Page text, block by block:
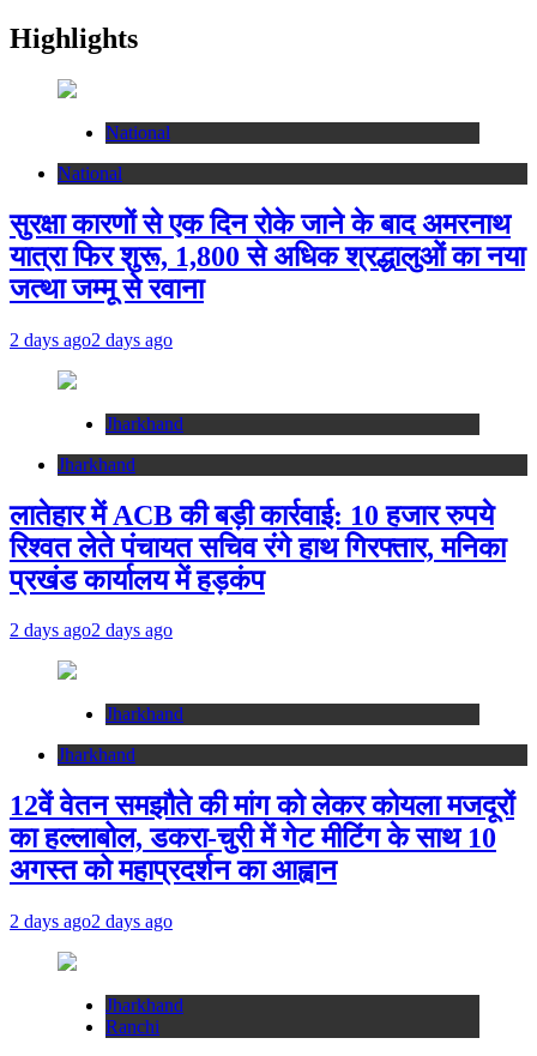
Highlights
National
National
सुरक्षा कारणों से एक दिन रोके जाने के बाद अमरनाथ
यात्रा फिर शुरू, 1,800 से अधिक श्रद्धालुओं का नया
जत्था जम्मू से रवाना
2 days ago2 days ago
Jharkhand
Jharkhand
लातेहार में ACB की बड़ी कार्रवाई: 10 हजार रुपये
रिश्वत लेते पंचायत सचिव रंगे हाथ गिरफ्तार, मनिका
प्रखंड कार्यालय में हड़कंप
2 days ago2 days ago
Jharkhand
Jharkhand
12वें वेतन समझौते की मांग को लेकर कोयला मजदूरों
का हल्लाबोल, डकरा-चुरी में गेट मीटिंग के साथ 10
अगस्त को महाप्रदर्शन का आह्वान
2 days ago2 days ago
Jharkhand
Ranchi